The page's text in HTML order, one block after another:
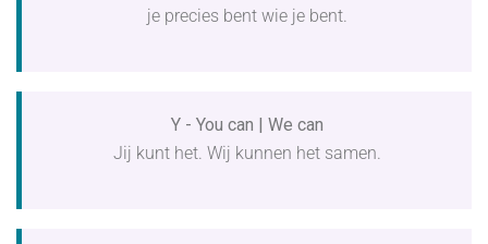
je precies bent wie je bent.
Y - You can | We can
Jij kunt het. Wij kunnen het samen.